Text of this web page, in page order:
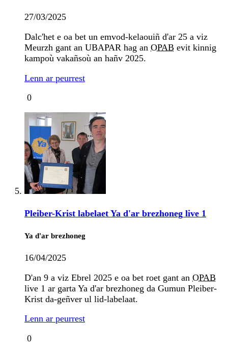
27/03/2025
Dalc'het e oa bet un emvod-kelaouiñ d'ar 25 a viz
Meurzh gant an UBAPAR hag an OPAB evit kinnig
kampoù vakañsoù an hañv 2025.
Lenn ar peurrest
0
Pleiber-Krist labelaet Ya d'ar brezhoneg live 1
Ya d'ar brezhoneg
16/04/2025
D'an 9 a viz Ebrel 2025 e oa bet roet gant an OPAB
live 1 ar garta Ya d'ar brezhoneg da Gumun Pleiber-
Krist da-geñver ul lid-labelaat.
Lenn ar peurrest
0